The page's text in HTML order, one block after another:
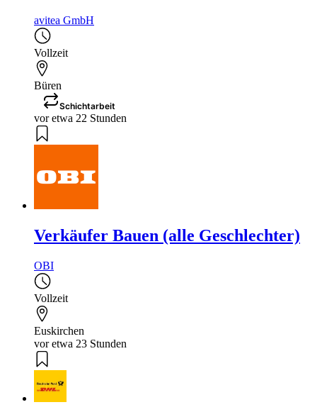
avitea GmbH
Vollzeit
Büren
Schichtarbeit
vor etwa 22 Stunden
Verkäufer Bauen (alle Geschlechter)
OBI
Vollzeit
Euskirchen
vor etwa 23 Stunden